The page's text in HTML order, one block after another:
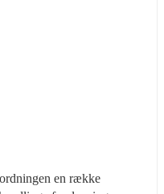
en række